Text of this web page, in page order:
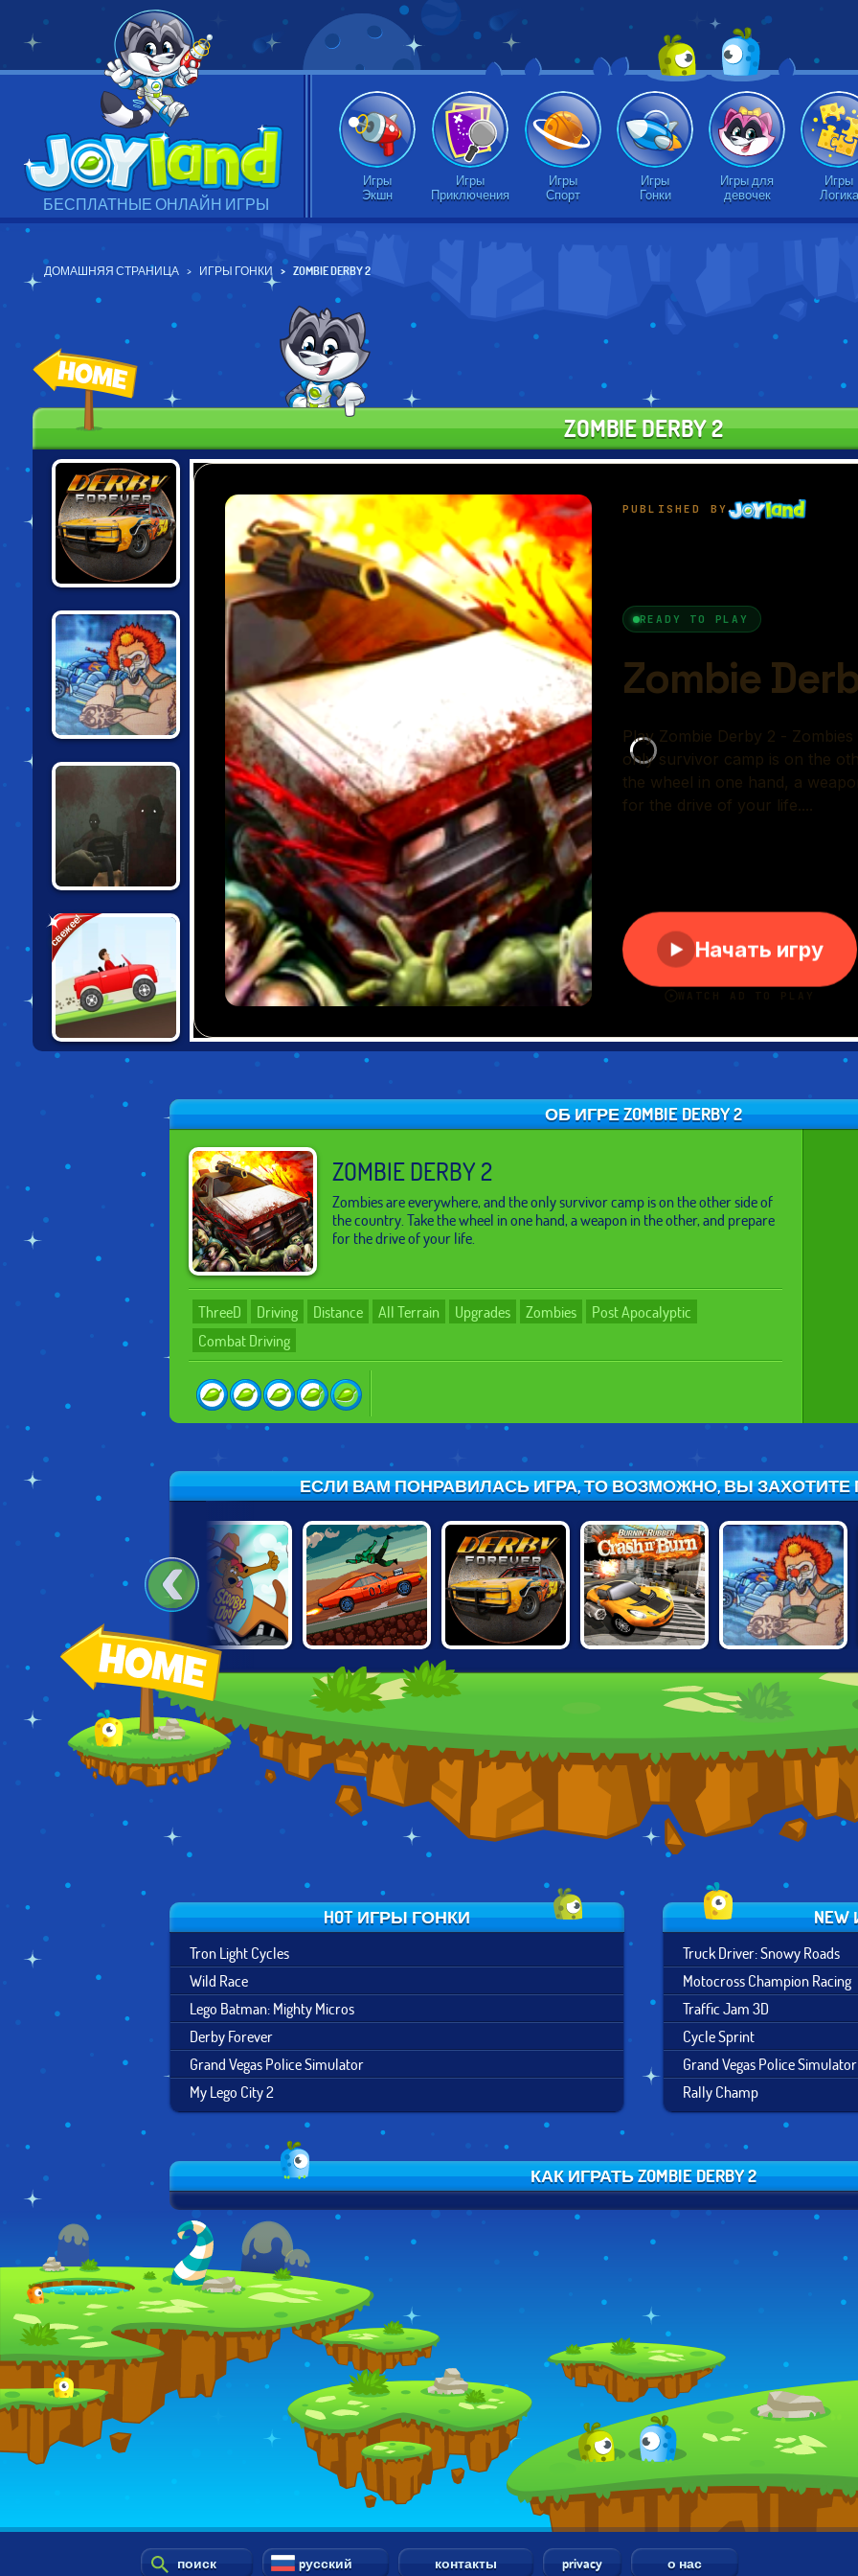
БЕСПЛАТНЫЕ ОНЛАЙН ИГРЫ
Игры
Экшн
Игры
Приключения
Игры
Спорт
Игры
Гонки
Игры для
девочек
Игры
Логика
ДОМАШНЯЯ СТРАНИЦА ИГРЫ ГОНКИ ZOMBIE DERBY 2
ZOMBIE DERBY 2
DERBY FOREVER
RACER
D.E.A.D ZOMBIE
свежее!
HILL CLIMB
ОБ ИГРЕ ZOMBIE DERBY 2
ZOMBIE DERBY 2
Zombies are everywhere, and the only survivor camp is on the other side of
the country. Take the wheel in one hand, a weapon in the other, and prepare
for the drive of your life.
ThreeD Driving Distance All Terrain Upgrades Zombies
Post Apocalyptic
Combat Driving
ЕСЛИ ВАМ ПОНРАВИЛАСЬ ИГРА, ТО ВОЗМОЖНО, ВЫ ЗАХОТИТЕ
GRAND CITY
MISSIONS
SCOOBY DOO:
MONSTER TRUCK
DRIVE OR DIE DERBY FOREVER
RUBBER: CRASH
'N BURN
RACER
HOT ИГРЫ ГОНКИ
Tron Light Cycles
Wild Race
Lego Batman: Mighty Micros
Derby Forever
Grand Vegas Police Simulator
My Lego City 2
Truck Driver: Snowy Roads
Motocross Champion Racing
Traffic Jam 3D
Cycle Sprint
Grand Vegas Police Simulator
Rally Champ
КАК ИГРАТЬ ZOMBIE DERBY 2
поиск pусский контакты privacy о нас